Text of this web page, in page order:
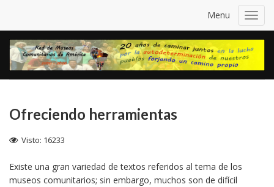
Menu
Ofreciendo herramientas
Visto: 16233
Existe una gran variedad de textos referidos al tema de los
museos comunitarios; sin embargo, muchos son de difícil